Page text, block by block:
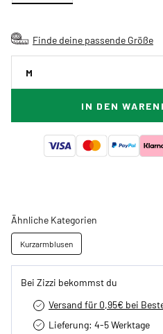
Finde deine passende Größe
M
IN DEN
Ähnliche Kategorien
Kurzarmblusen
Bei Zizzi bekommst du
Versand für 0,95€ bei
Lieferung: 4-5 Werktage